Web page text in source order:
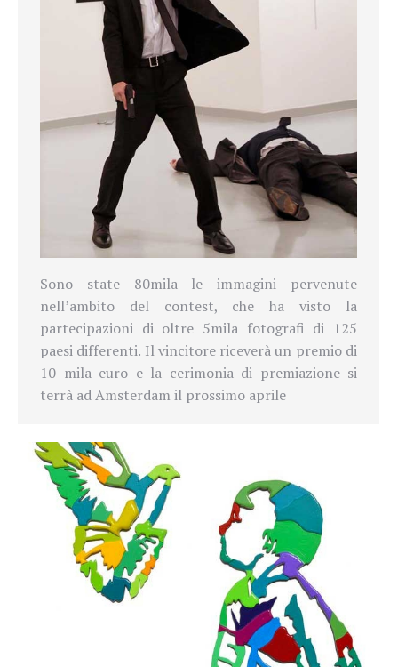
Sono state 80mila le immagini pervenute
nell’ambito del contest, che ha visto la
partecipazioni di oltre 5mila fotografi di 125
paesi differenti. Il vincitore riceverà un premio di
10 mila euro e la cerimonia di premiazione si
terrà ad Amsterdam il prossimo aprile